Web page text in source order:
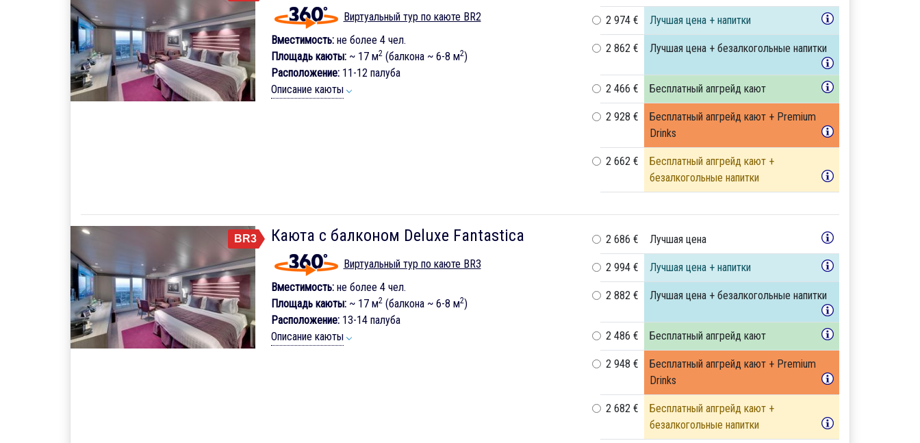
Виртуальный тур по каюте BR2
Вместимость:не более 4 чел.
Площадь каюты:~ 17 м2(балкона ~ 6-8 м2)
Расположение:11-12 палуба
Описание каюты
2 974 € Лучшая цена + напитки
2 862 € Лучшая цена + безалкогольные напитки
2 466 € Бесплатный апгрейд кают
2 928 €
Бесплатный апгрейд кают + Premium
Drinks
2 662 €
Бесплатный апгрейд кают +
безалкогольные напитки
BR3 Каюта с балконом Deluxe Fantastica
Виртуальный тур по каюте BR3
Вместимость:не более 4 чел.
Площадь каюты:~ 17 м2(балкона ~ 6-8 м2)
Расположение:13-14 палуба
Описание каюты
2 686 € Лучшая цена
2 994 € Лучшая цена + напитки
2 882 € Лучшая цена + безалкогольные напитки
2 486 € Бесплатный апгрейд кают
2 948 €
Бесплатный апгрейд кают + Premium
Drinks
2 682 €
Бесплатный апгрейд кают +
безалкогольные напитки